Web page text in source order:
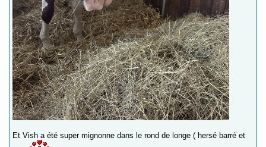
Et Vish a été super mignonne dans le rond de longe ( hersé barré et